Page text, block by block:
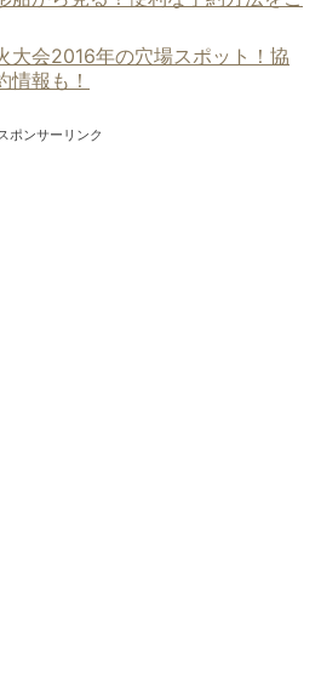
大会2016年の穴場スポット！協
情報も！
ポンサーリンク